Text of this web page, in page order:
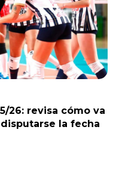
26: revisa cómo va
la fecha